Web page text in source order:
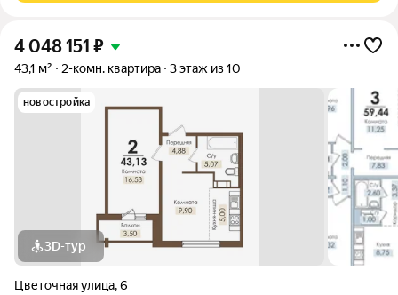
4 048 151 ₽
43,1 м² 2-комн. квартира 3 этаж из 10
новостройка
3D-тур
Цветочная улица,6